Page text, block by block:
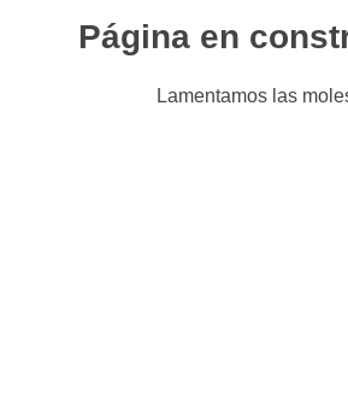
Página en
Lamentamos las